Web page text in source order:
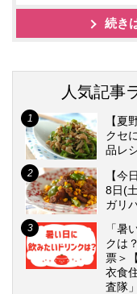
続き
人気記事
【夏
クセ
品レ
【今
8日(
ガリ
「暑
クは
票＞
衣食
査隊